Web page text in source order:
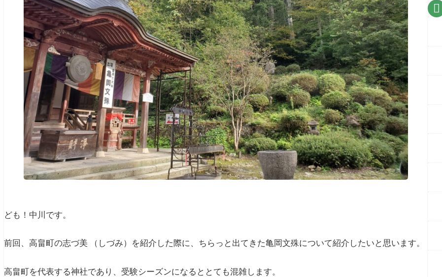
ども！中川です。
前回、高畠町の志づ美 （しづみ）を紹介した際に、ちらっと出てきた亀岡文殊について紹介したいと思います。
高畠町を代表する神社であり、受験シーズンになるととても混雑します。
